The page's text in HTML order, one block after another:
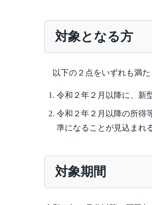
対象となる方
以下の２点をいずれも満た
令和２年２月以降に、新
令和２年２月以降の所得
準になることが見込まれ
対象期間